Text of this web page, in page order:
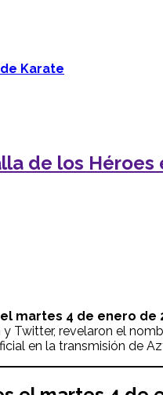
Karate
de los Héroes
el martes 4 de enero de
Twitter, revelaron el
en la transmisión de